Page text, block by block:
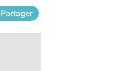
Partager